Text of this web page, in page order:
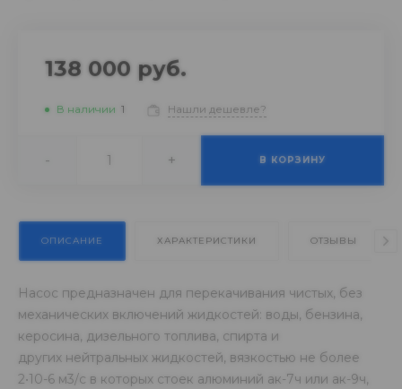
138 000 руб.
В наличии 1 Нашли дешевле?
- + В КОРЗИНУ
ОПИСАНИЕ ХАРАКТЕРИСТИКИ ОТЗЫВЫ
Насос предназначен для перекачивания чистых, без
механических включений жидкостей: воды, бензина,
керосина, дизельного топлива, спирта и
других нейтральных жидкостей, вязкостью не более
2•10-6 м3/с в которых стоек алюминий ак-7ч или ак-9ч,